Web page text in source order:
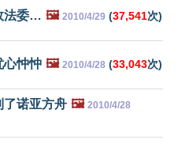
法委… 🖼️ 2010/4/29 (37,541次)
心忡忡 🖼️ 2010/4/28 (33,043次)
了诺亚方舟 🖼️ 2010/4/28